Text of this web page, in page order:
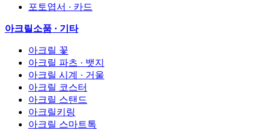
포토엽서 · 카드
아크릴소품 · 기타
아크릴 꽃
아크릴 파츠 · 뱃지
아크릴 시계 · 거울
아크릴 코스터
아크릴 스탠드
아크릴키링
아크릴 스마트톡